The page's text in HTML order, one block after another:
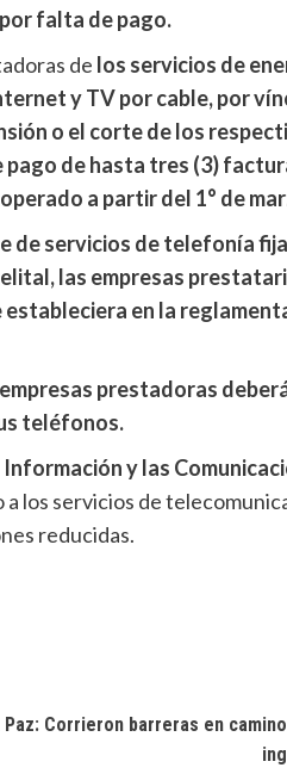
falta de pago.
de los servicios de
y TV por cable, por
o el corte de los
pago de hasta tres (3)
a partir del 1° de
de servicios de telefonía
las empresas
en la
prestadoras
teléfonos.
y las
los servicios de
reducidas.
Paz: Corrieron barreras en